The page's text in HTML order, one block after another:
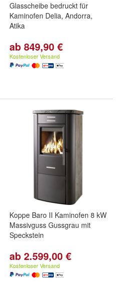
Glasscheibe bedruckt für
Kaminofen Delia, Andorra,
Atika
ab 849,90 €
Kostenloser Versand
Koppe Baro II Kaminofen 8 kW
Massivguss Gussgrau mit
Speckstein
ab 2.599,00 €
Kostenloser Versand